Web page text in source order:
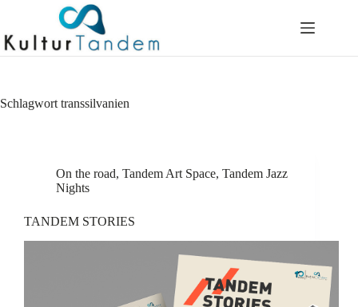
content
Schlagwort transsilvanien
On the road, Tandem Art Space, Tandem Jazz
Nights
TANDEM STORIES